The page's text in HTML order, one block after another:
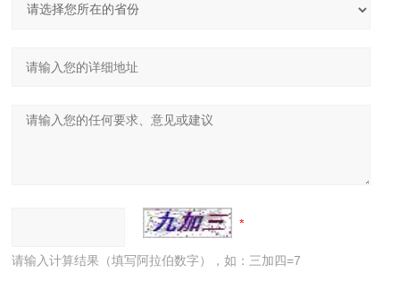
请输入计算结果（填写阿拉伯数字），如：三加四=7